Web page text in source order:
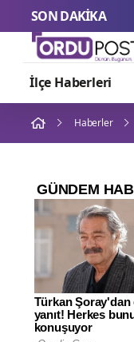
SON DAKİKA
İlçe Haberleri
Haberler